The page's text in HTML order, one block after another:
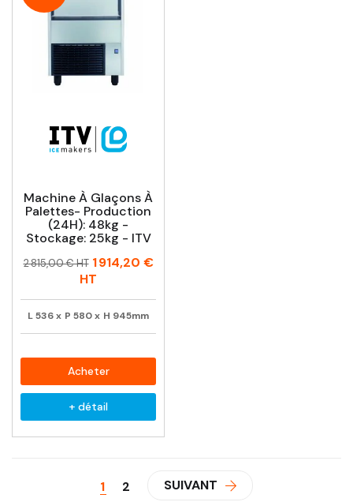
Machine À Glaçons À
Palettes- Production
(24H): 48kg -
Stockage: 25kg - ITV
Prix
Prix
2 815,00 € HT 1 914,20 €
HT
L536x P 580x H 945mm
Acheter
+ détail
1 2 SUIVANT